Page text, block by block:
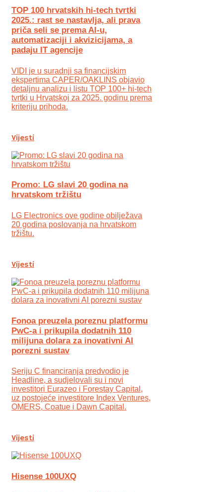
TOP 100 hrvatskih hi-tech tvrtki
2025.: rast se nastavlja, ali prava
priča seli se prema AI-u,
automatizaciji i akvizicijama, a
padaju IT agencije
VIDI je u suradnji sa financijskim
ekspertima CAPER/OAKLINS objavio
detaljnu analizu i listu TOP 100+ hi-tech
tvrtki u Hrvatskoj za 2025. godinu prema
kriteriju prihoda.
Vijesti
Promo: LG slavi 20 godina na
hrvatskom tržištu
LG Electronics ove godine obilježava
20 godina poslovanja na hrvatskom
tržištu.
Vijesti
Fonoa preuzela poreznu platformu
PwC-a i prikupila dodatnih 110
milijuna dolara za inovativni AI
porezni sustav
Seriju C financiranja predvodio je
Headline, a sudjelovali su i novi
investitori Eurazeo i Forestay Capital,
uz postojeće investitore Index Ventures,
OMERS, Coatue i Dawn Capital.
Vijesti
Hisense 100UXQ